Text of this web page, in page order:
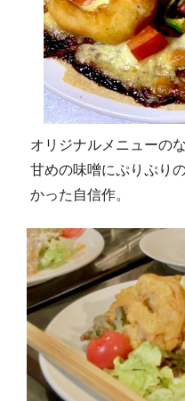
オリジナルメニューの
甘めの味噌にぷりぷり
かった自信作。